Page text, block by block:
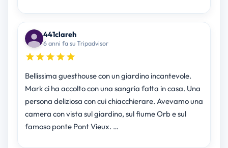
441clareh
6 anni fa su Tripadvisor
Bellissima guesthouse con un giardino incantevole.
Mark ci ha accolto con una sangria fatta in casa. Una
persona deliziosa con cui chiacchierare. Avevamo una
camera con vista sul giardino, sul fiume Orb e sul
famoso ponte Pont Vieux. …